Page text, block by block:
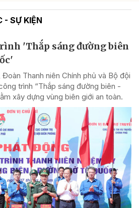
- SỰ KIỆN
'Thắp sáng đường biên
Thanh niên Chính phủ và Bộ đội
trình “Thắp sáng đường biên -
xây dựng vùng biên giới an toàn.